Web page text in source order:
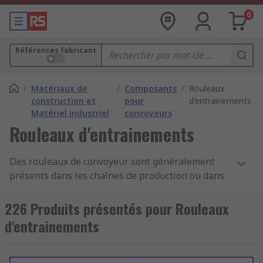
0
Références fabricant
/ Matériaux de
construction et
Matériel industriel
/ Composants
pour
convoyeurs
/ Rouleaux
d'entrainements
Rouleaux d'entrainements
Des rouleaux de convoyeur sont généralement
présents dans les chaînes de production ou dans
rouleaux permettent aux utilisateurs et aux
machines de déplacer facilement des objets de
petite et grande taille. Les rouleaux de
de travailler avec un minimum de risque lors de
226 Produits présentés pour Rouleaux
d'entrainements